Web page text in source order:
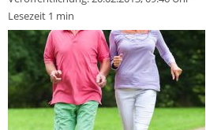
Lesezeit 1 min